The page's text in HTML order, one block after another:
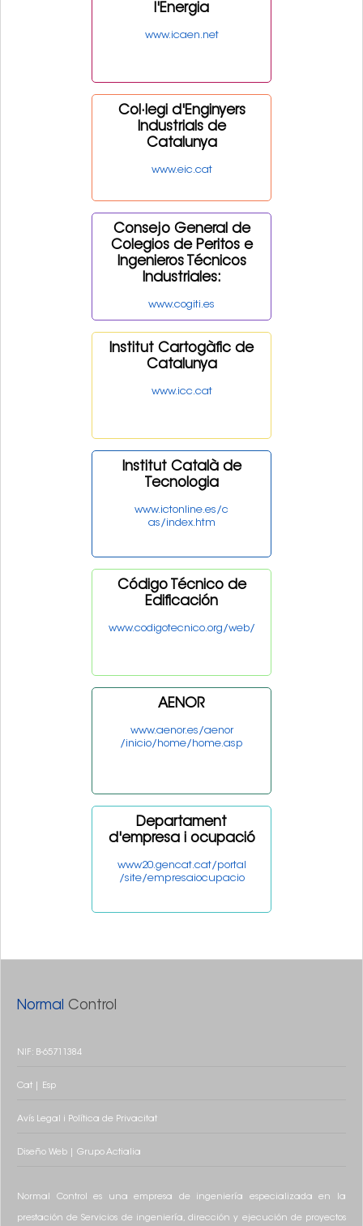
l'Energia
www.icaen.net
Col·legi d'Enginyers
Industrials de
Catalunya
www.eic.cat
Consejo General de
Colegios de Peritos e
Ingenieros Técnicos
Industriales:
www.cogiti.es
Institut Cartogàfic de
Catalunya
www.icc.cat
Institut Català de
Tecnologia
www.ictonline.es/c
as/index.htm
Código Técnico de
Edificación
www.codigotecnico.org/web/
AENOR
www.aenor.es/aenor
/inicio/home/home.asp
Departament
d'empresa i ocupació
www20.gencat.cat/portal
/site/empresaiocupacio
Normal Control
NIF: B-65711384
Cat Esp
Avís Legal i Política de Privacitat
Diseño Web GrupoActialia
Normal Control es una empresa de ingeniería especializada en la
prestación de Servicios de ingeniería, dirección y ejecución de proyectos